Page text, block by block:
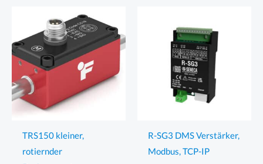
TRS150 kleiner,
rotiernder
R-SG3 DMS Verstärker,
Modbus, TCP-IP